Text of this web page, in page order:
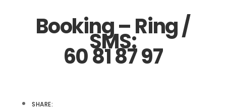
Booking – Ring /
SMS:
60 81 87 97
SHARE: